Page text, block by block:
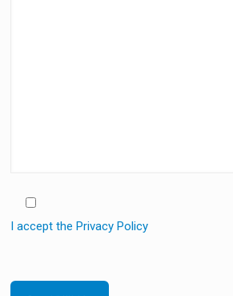
I accept the Privacy Policy